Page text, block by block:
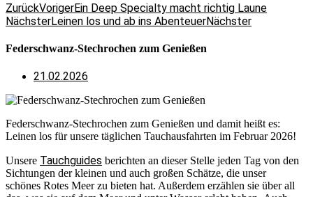
ZurückVorigerEin Deep Specialty macht richtig Laune
NächsterLeinen los und ab ins AbenteuerNächster
Federschwanz-Stechrochen zum Genießen
21.02.2026
Federschwanz-Stechrochen zum Genießen und damit heißt es:
Leinen los für unsere täglichen Tauchausfahrten im Februar 2026!
Unsere Tauchguides berichten an dieser Stelle jeden Tag von den
Sichtungen der kleinen und auch großen Schätze, die unser
schönes Rotes Meer zu bieten hat. Außerdem erzählen sie über all